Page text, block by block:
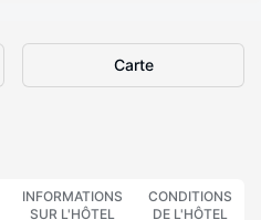
Carte
INFORMATIONS
SUR L'HÔTEL
CONDITIONS
DE L'HÔTEL